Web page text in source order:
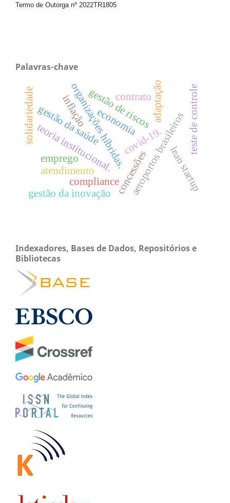
Termo de Outorga nº 2022TR1805
Palavras-chave
covid-19.
concessões
aeroportos brasileiros
organizações híbridas.
teoria institucional. teste de controle
gestão de riscos
compliance lean startup
gestão da inovação
adaptação
gestão da saúde
atendimento
solidariedade economia
emprego
contrato
inflação
Indexadores, Bases de Dados, Repositórios e
Bibliotecas